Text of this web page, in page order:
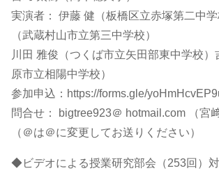
実演者： 伊藤 健（板橋区立赤塚第二中
（武蔵村山市立第三中学校）
川田 雅俊（つくば市立矢田部東中学校）
原市立相陽中学校）
参加申込：https://forms.gle/
問合せ： bigtree923＠ hotmail.com （宮
（＠は＠に変更してお送りください）
◆ビデオによる授業研究部会（253回）